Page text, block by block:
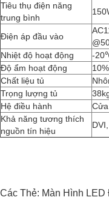
Tiêu thụ điện năng
trung bình
Điện áp đầu vào
Nhiệt độ hoạt động
-
Độ ẩm hoạt động
Chất liệu tủ
Trọng lượng tủ
Hệ điều hành
Khả năng tương thích
nguồn tín hiệu
Các Thẻ: Màn Hình